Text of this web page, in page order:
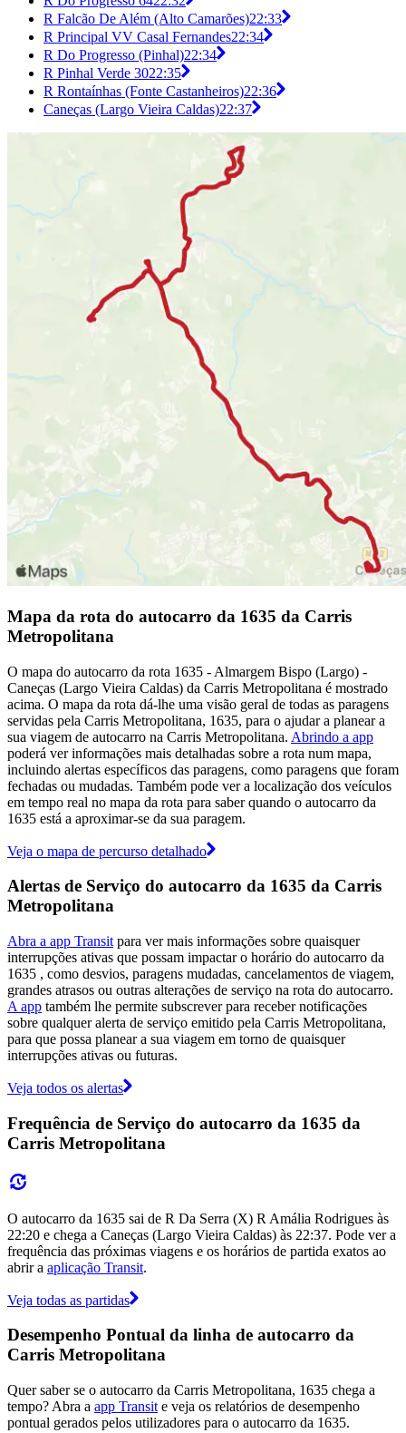
R Falcão De Além (Alto Camarões)22:33
R Principal VV Casal Fernandes22:34
R Do Progresso (Pinhal)22:34
R Pinhal Verde 3022:35
R Rontaínhas (Fonte Castanheiros)22:36
Caneças (Largo Vieira Caldas)22:37
Mapa da rota do autocarro da 1635 da Carris
Metropolitana
O mapa do autocarro da rota 1635 - Almargem Bispo (Largo) -
Caneças (Largo Vieira Caldas) da Carris Metropolitana é mostrado
acima. O mapa da rota dá-lhe uma visão geral de todas as paragens
servidas pela Carris Metropolitana, 1635, para o ajudar a planear a
sua viagem de autocarro na Carris Metropolitana. Abrindo a app
poderá ver informações mais detalhadas sobre a rota num mapa,
incluindo alertas específicos das paragens, como paragens que foram
fechadas ou mudadas. Também pode ver a localização dos veículos
em tempo real no mapa da rota para saber quando o autocarro da
1635 está a aproximar-se da sua paragem.
Veja o mapa de percurso detalhado
Alertas de Serviço do autocarro da 1635 da Carris
Metropolitana
Abra a app Transit para ver mais informações sobre quaisquer
interrupções ativas que possam impactar o horário do autocarro da
1635 , como desvios, paragens mudadas, cancelamentos de viagem,
grandes atrasos ou outras alterações de serviço na rota do autocarro.
A app também lhe permite subscrever para receber notificações
sobre qualquer alerta de serviço emitido pela Carris Metropolitana,
para que possa planear a sua viagem em torno de quaisquer
interrupções ativas ou futuras.
Veja todos os alertas
Frequência de Serviço do autocarro da 1635 da
Carris Metropolitana
O autocarro da 1635 sai de R Da Serra (X) R Amália Rodrigues às
22:20 e chega a Caneças (Largo Vieira Caldas) às 22:37. Pode ver a
frequência das próximas viagens e os horários de partida exatos ao
abrir a aplicação Transit.
Veja todas as partidas
Desempenho Pontual da linha de autocarro da
Carris Metropolitana
Quer saber se o autocarro da Carris Metropolitana, 1635 chega a
tempo? Abra a app Transit e veja os relatórios de desempenho
pontual gerados pelos utilizadores para o autocarro da 1635.